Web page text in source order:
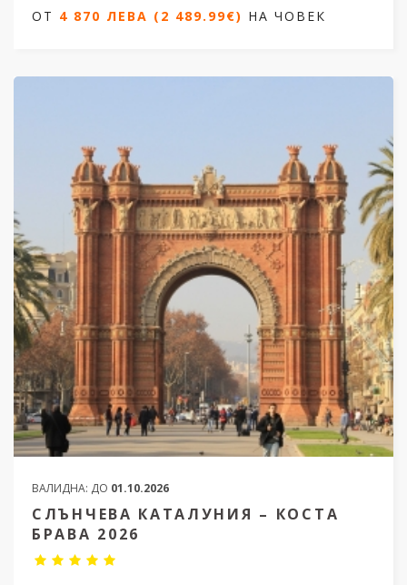
12 нощувки/ 13 дни
ОТ 4 870 ЛЕВА (2 489.99€) НА ЧОВЕК
ВАЛИДНА: ДО 01.10.2026
СЛЪНЧЕВА КАТАЛУНИЯ – КОСТА
БРАВА 2026